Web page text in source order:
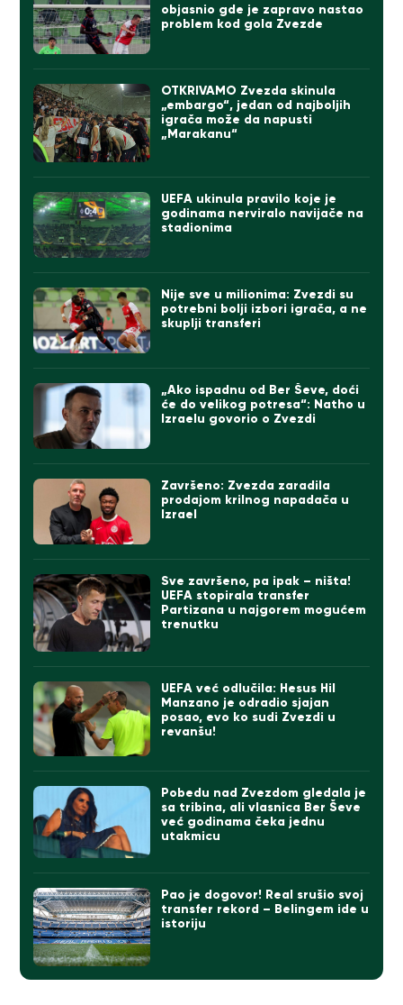
objasnio gde je zapravo nastao
problem kod gola Zvezde
OTKRIVAMO Zvezda skinula
„embargo“, jedan od najboljih
igrača može da napusti
„Marakanu“
UEFA ukinula pravilo koje je
godinama nerviralo navijače na
stadionima
Nije sve u milionima: Zvezdi su
potrebni bolji izbori igrača, a ne
skuplji transferi
„Ako ispadnu od Ber Ševe, doći
će do velikog potresa“: Natho u
Izraelu govorio o Zvezdi
Završeno: Zvezda zaradila
prodajom krilnog napadača u
Izrael
Sve završeno, pa ipak – ništa!
UEFA stopirala transfer
Partizana u najgorem mogućem
trenutku
UEFA već odlučila: Hesus Hil
Manzano je odradio sjajan
posao, evo ko sudi Zvezdi u
revanšu!
Pobedu nad Zvezdom gledala je
sa tribina, ali vlasnica Ber Ševe
već godinama čeka jednu
utakmicu
Pao je dogovor! Real srušio svoj
transfer rekord – Belingem ide u
istoriju